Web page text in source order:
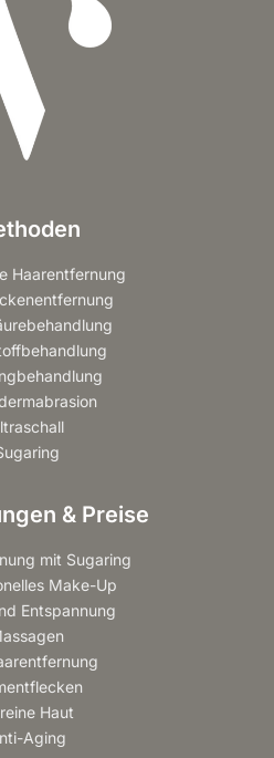
Haarentfernung
& Preise
mit Sugaring
Make-Up
Entspannung
Haut
Aging